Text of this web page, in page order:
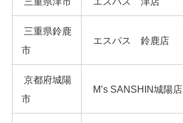
三重県鈴鹿
市
エスパス 鈴鹿店
京都府城陽
市
M’s SANSHIN城陽店